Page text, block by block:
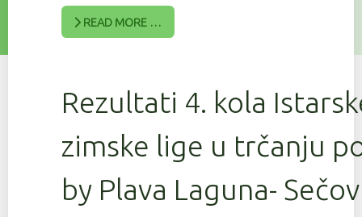
READ MORE …
Rezultati 4. kola
zimske lige u trčanju
by Plava Laguna-